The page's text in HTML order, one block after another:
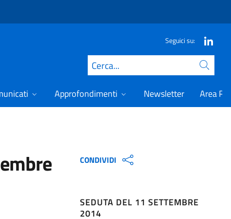
Seguici su:
Cerca
Approfondimenti Newsletter Area
CONDIVIDI
SEDUTA DEL 11 SETTEMBRE
2014